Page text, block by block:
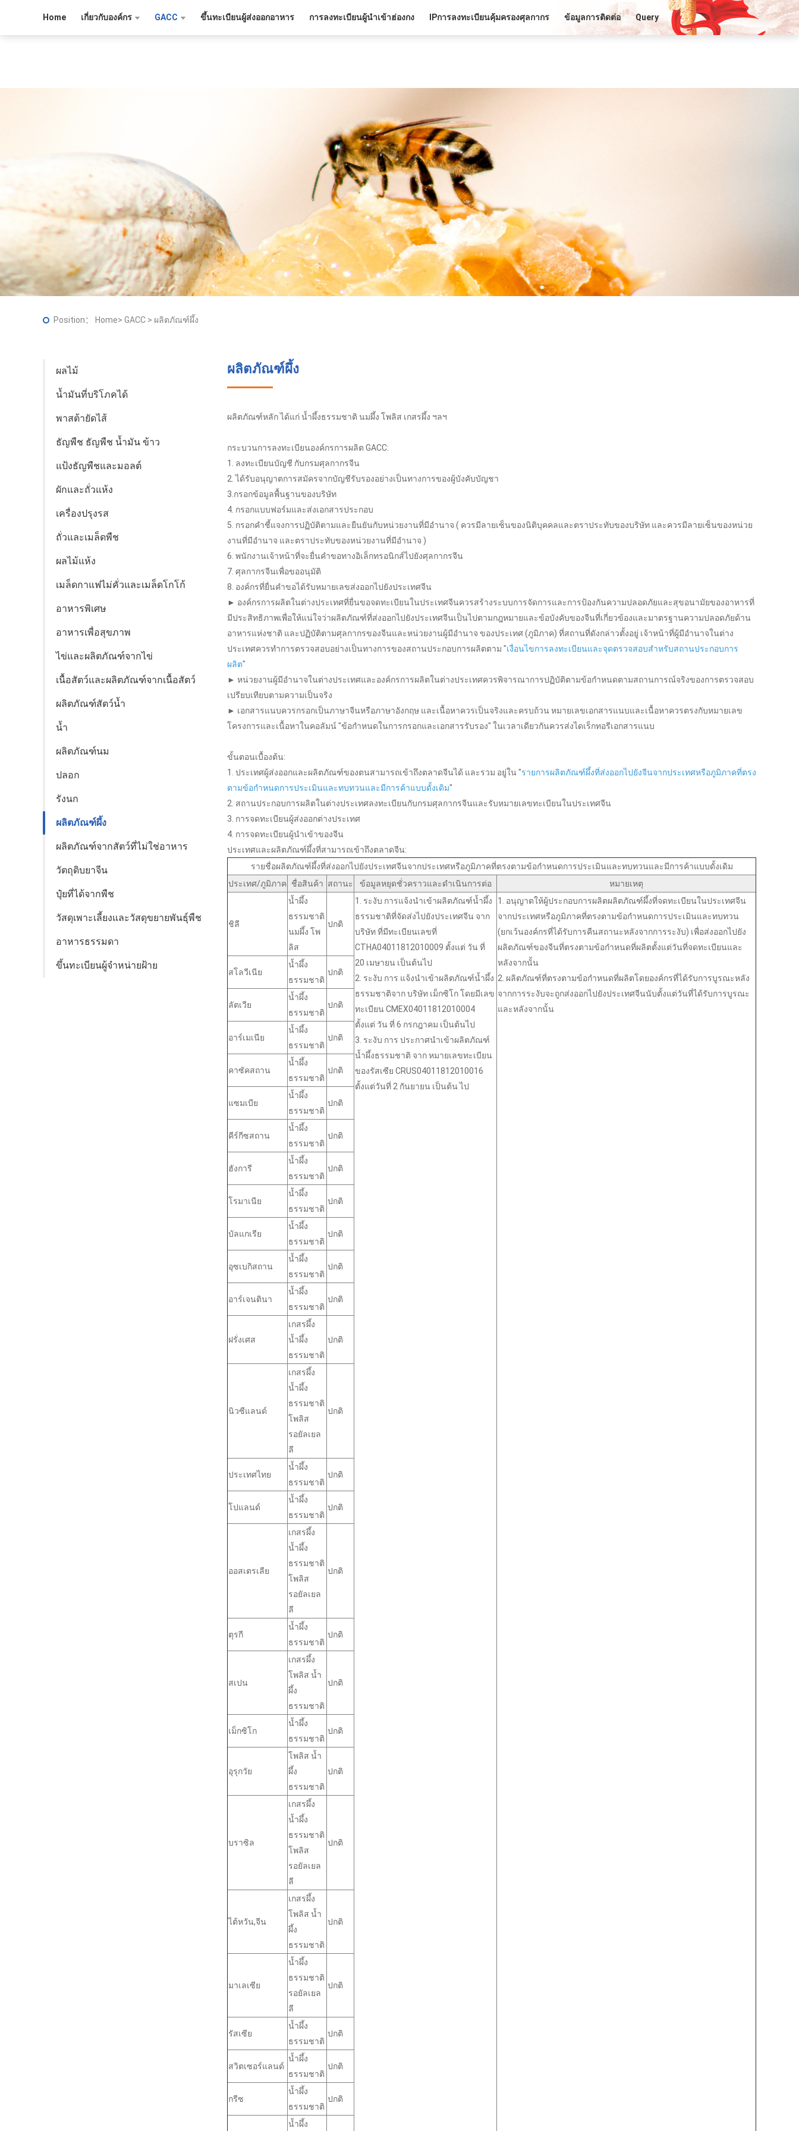
Home เกี่ยวกับองค์กร GACC ขึ้นทะเบียนผู้ส่งออกอาหาร การลงทะเบียนผู้นำเข้าฮ่องกง IPการลงทะเบียนคุ้มครองศุลกากร ข้อมูลการติดต่อ Query
Position： Home> GACC > ผลิตภัณฑ์ผึ้ง
ผลไม้
น้ำมันที่บริโภคได้
พาสต้ายัดไส้
ธัญพืช ธัญพืช น้ำมัน ข้าว
แป้งธัญพืชและมอลต์
ผักและถั่วแห้ง
เครื่องปรุงรส
ถั่วและเมล็ดพืช
ผลไม้แห้ง
เมล็ดกาแฟไม่คั่วและเมล็ดโกโก้
อาหารพิเศษ
อาหารเพื่อสุขภาพ
ไข่และผลิตภัณฑ์จากไข่
เนื้อสัตว์และผลิตภัณฑ์จากเนื้อสัตว์
ผลิตภัณฑ์สัตว์น้ำ
น้ำ
ผลิตภัณฑ์นม
ปลอก
รังนก
ผลิตภัณฑ์ผึ้ง
ผลิตภัณฑ์จากสัตว์ที่ไม่ใช่อาหาร
วัตถุดิบยาจีน
ปุ๋ยที่ได้จากพืช
วัสดุเพาะเลี้ยงและวัสดุขยายพันธุ์พืช
อาหารธรรมดา
ขึ้นทะเบียนผู้จำหน่ายฝ้าย
ผลิตภัณฑ์ผึ้ง
ผลิตภัณฑ์หลัก ได้แก่ น้ำผึ้งธรรมชาติ นมผึ้ง โพลิส เกสรผึ้ง ฯลฯ
กระบวนการลงทะเบียนองค์กรการผลิต GACC:
1. ลงทะเบียนบัญชี กับกรมศุลกากรจีน
2. ได้รับอนุญาตการสมัครจากบัญชีรับรองอย่างเป็นทางการของผู้บังคับบัญชา
3.กรอกข้อมูลพื้นฐานของบริษัท
4. กรอกแบบฟอร์มและส่งเอกสารประกอบ
5. กรอกคำชี้แจงการปฏิบัติตามและยืนยันกับหน่วยงานที่มีอำนาจ ( ควรมีลายเซ็นของนิติบุคคลและตราประทับของบริษัท และควรมีลายเซ็นของหน่วย
งานที่มีอำนาจ และตราประทับของหน่วยงานที่มีอำนาจ )
6. พนักงานเจ้าหน้าที่จะยื่นคำขอทางอิเล็กทรอนิกส์ไปยังศุลกากรจีน
7. ศุลกากรจีนเพื่อขออนุมัติ
8. องค์กรที่ยื่นคำขอได้รับหมายเลขส่งออกไปยังประเทศจีน
► องค์กรการผลิตในต่างประเทศที่ยื่นขอจดทะเบียนในประเทศจีนควรสร้างระบบการจัดการและการป้องกันความปลอดภัยและสุขอนามัยของอาหารที่
มีประสิทธิภาพเพื่อให้แน่ใจว่าผลิตภัณฑ์ที่ส่งออกไปยังประเทศจีนเป็นไปตามกฎหมายและข้อบังคับของจีนที่เกี่ยวข้องและมาตรฐานความปลอดภัยด้าน
อาหารแห่งชาติ และปฏิบัติตามศุลกากรของจีนและหน่วยงานผู้มีอำนาจ ของประเทศ (ภูมิภาค) ที่สถานที่ดังกล่าวตั้งอยู่ เจ้าหน้าที่ผู้มีอำนาจในต่าง
ประเทศควรทำการตรวจสอบอย่างเป็นทางการของสถานประกอบการผลิตตาม "เงื่อนไขการลงทะเบียนและจุดตรวจสอบสำหรับสถานประกอบการ
ผลิต"
► หน่วยงานผู้มีอำนาจในต่างประเทศและองค์กรการผลิตในต่างประเทศควรพิจารณาการปฏิบัติตามข้อกำหนดตามสถานการณ์จริงของการตรวจสอบ
เปรียบเทียบตามความเป็นจริง
► เอกสารแนบควรกรอกเป็นภาษาจีนหรือภาษาอังกฤษ และเนื้อหาควรเป็นจริงและครบถ้วน หมายเลขเอกสารแนบและเนื้อหาควรตรงกับหมายเลข
โครงการและเนื้อหาในคอลัมน์ "ข้อกำหนดในการกรอกและเอกสารรับรอง" ในเวลาเดียวกันควรส่งไดเร็กทอรีเอกสารแนบ
ขั้นตอนเบื้องต้น:
1. ประเทศผู้ส่งออกและผลิตภัณฑ์ของตนสามารถเข้าถึงตลาดจีนได้ และรวม อยู่ใน "รายการผลิตภัณฑ์ผึ้งที่ส่งออกไปยังจีนจากประเทศหรือภูมิภาคที่ตรง
ตามข้อกำหนดการประเมินและทบทวนและมีการค้าแบบดั้งเดิม"
2. สถานประกอบการผลิตในต่างประเทศลงทะเบียนกับกรมศุลกากรจีนและรับหมายเลขทะเบียนในประเทศจีน
3. การจดทะเบียนผู้ส่งออกต่างประเทศ
4. การจดทะเบียนผู้นำเข้าของจีน
ประเทศและผลิตภัณฑ์ผึ้งที่สามารถเข้าถึงตลาดจีน:
รายชื่อผลิตภัณฑ์ผึ้งที่ส่งออกไปยังประเทศจีนจากประเทศหรือภูมิภาคที่ตรงตามข้อกำหนดการประเมินและทบทวนและมีการค้าแบบดั้งเดิม
ประเทศ/ภูมิภาค
ชื่อสินค้า สถานะ ข้อมูลหยุดชั่วคราวและดำเนินการต่อ หมายเหตุ
ชิลี
น้ำผึ้ง
ธรรมชาติ
นมผึ้ง โพ
ลิส
ปกติ
1. ระงับ การแจ้งนำเข้าผลิตภัณฑ์น้ำผึ้ง
ธรรมชาติที่จัดส่งไปยังประเทศจีน จาก
บริษัท ที่มีทะเบียนเลขที่
CTHA04011812010009 ตั้งแต่ วัน ที่
20 เมษายน เป็นต้นไป
2. ระงับ การ แจ้งนำเข้าผลิตภัณฑ์น้ำผึ้ง
ธรรมชาติจาก บริษัท เม็กซิโก โดยมีเลข
ทะเบียน CMEX04011812010004
ตั้งแต่ วัน ที่ 6 กรกฎาคม เป็นต้นไป
3. ระงับ การ ประกาศนำเข้าผลิตภัณฑ์
น้ำผึ้งธรรมชาติ จาก หมายเลขทะเบียน
ของรัสเซีย CRUS04011812010016
ตั้งแต่วันที่ 2 กันยายน เป็นต้น ไป
1. อนุญาตให้ผู้ประกอบการผลิตผลิตภัณฑ์ผึ้งที่จดทะเบียนในประเทศจีน
จากประเทศหรือภูมิภาคที่ตรงตามข้อกำหนดการประเมินและทบทวน
(ยกเว้นองค์กรที่ได้รับการคืนสถานะหลังจากการระงับ) เพื่อส่งออกไปยัง
ผลิตภัณฑ์ของจีนที่ตรงตามข้อกำหนดที่ผลิตตั้งแต่วันที่จดทะเบียนและ
หลังจากนั้น
2. ผลิตภัณฑ์ที่ตรงตามข้อกำหนดที่ผลิตโดยองค์กรที่ได้รับการบูรณะหลัง
จากการระงับจะถูกส่งออกไปยังประเทศจีนนับตั้งแต่วันที่ได้รับการบูรณะ
และหลังจากนั้น
สโลวีเนีย
น้ำผึ้ง
ธรรมชาติ
ปกติ
ลัตเวีย
น้ำผึ้ง
ธรรมชาติ
ปกติ
อาร์เมเนีย
น้ำผึ้ง
ธรรมชาติ
ปกติ
คาซัคสถาน
น้ำผึ้ง
ธรรมชาติ
ปกติ
แซมเบีย
น้ำผึ้ง
ธรรมชาติ
ปกติ
คีร์กีซสถาน
น้ำผึ้ง
ธรรมชาติ
ปกติ
ฮังการี
น้ำผึ้ง
ธรรมชาติ
ปกติ
โรมาเนีย
น้ำผึ้ง
ธรรมชาติ
ปกติ
บัลแกเรีย
น้ำผึ้ง
ธรรมชาติ
ปกติ
อุซเบกิสถาน
น้ำผึ้ง
ธรรมชาติ
ปกติ
อาร์เจนตินา
น้ำผึ้ง
ธรรมชาติ
ปกติ
ฝรั่งเศส
เกสรผึ้ง
น้ำผึ้ง
ธรรมชาติ
ปกติ
นิวซีแลนด์
เกสรผึ้ง
น้ำผึ้ง
ธรรมชาติ
โพลิส
รอยัลเยล
ลี
ปกติ
ประเทศไทย
น้ำผึ้ง
ธรรมชาติ
ปกติ
โปแลนด์
น้ำผึ้ง
ธรรมชาติ
ปกติ
ออสเตรเลีย
เกสรผึ้ง
น้ำผึ้ง
ธรรมชาติ
โพลิส
รอยัลเยล
ลี
ปกติ
ตุรกี
น้ำผึ้ง
ธรรมชาติ
ปกติ
สเปน
เกสรผึ้ง
โพลิส น้ำ
ผึ้ง
ธรรมชาติ
ปกติ
เม็กซิโก
น้ำผึ้ง
ธรรมชาติ
ปกติ
อุรุกวัย
โพลิส น้ำ
ผึ้ง
ธรรมชาติ
ปกติ
บราซิล
เกสรผึ้ง
น้ำผึ้ง
ธรรมชาติ
โพลิส
รอยัลเยล
ลี
ปกติ
ไต้หวัน,จีน
เกสรผึ้ง
โพลิส น้ำ
ผึ้ง
ธรรมชาติ
ปกติ
มาเลเซีย
น้ำผึ้ง
ธรรมชาติ
รอยัลเยล
ลี
ปกติ
รัสเซีย
น้ำผึ้ง
ธรรมชาติ
ปกติ
สวิตเซอร์แลนด์
น้ำผึ้ง
ธรรมชาติ
ปกติ
กรีซ
น้ำผึ้ง
ธรรมชาติ
ปกติ
น้ำผึ้ง